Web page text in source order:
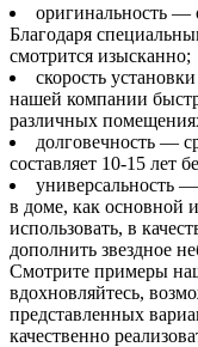
оригинальность —
Благодаря
смотрится изысканно;
скорость
нашей компании
различных
долговечность —
составляет 10-15 лет
универсальность
в доме, как основной
использовать, в
дополнить звездное
Смотрите примеры
вдохновляйтесь,
представленных
качественно